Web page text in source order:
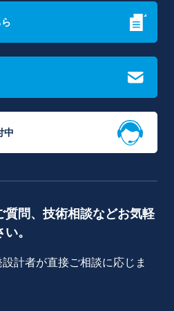
中
質問、技術相談などお気軽
。
計者が直接ご相談に応じま